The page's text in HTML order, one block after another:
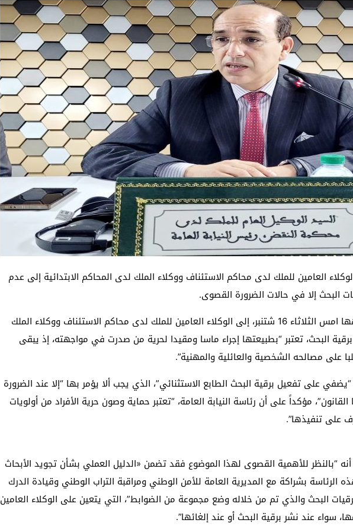
العامين للملك لدى محاكم الاستئناف ووكلاء الملك لدى المحاكم الابتدائية إلى عدم
البحث إلا في حالات الضرورة القصوى.
وقال بلاوي في دورية وجهها امس الثلاثاء 16 شتنبر، إلى الوكلاء العامين للملك لدى محاكم الاستئناف ووكلاء الملك
برقية البحث، تعتبر “بطبيعتها إجراء ماسا ومقيدا لحرية من صدرت في مواجهته، إذ يبقى
على مصالحه الشخصية والعائلية والمهنية”.
على تفعيل برقية البحث الطابع الاستثنائي”، الذي يجب ألا يؤمر بها “إلا عند الضرورة
مؤكداً على أن رئاسة النيابة العامة، “تعتبر حماية وصون حرية الأفراد من أولويات
على تنفيذها”.
“بالنظر للأهمية القصوى لهذا الموضوع فقد تضمن «الدليل العملي بشأن تجويد الأبحاث
الرئاسة بشراكة مع المديرية العامة للأمن الوطني ومراقبة التراب الوطني وقيادة الدرك
البحث والذي تم من خلاله وضع مجموعة من الضوابط”، التي يتعين على الوكلاء العامين
سواء عند نشر برقية البحث أو عند إلغائها”.